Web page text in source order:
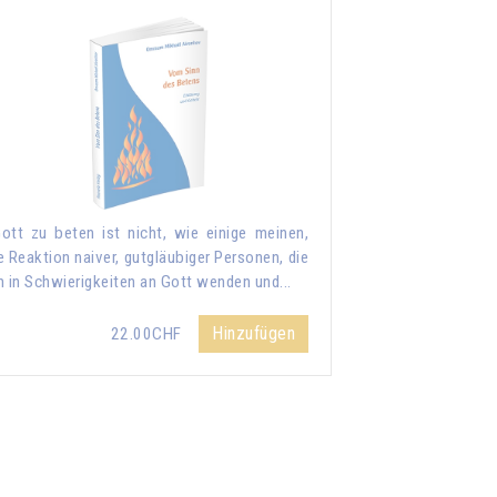
zu beten ist nicht, wie einige meinen,
Reaktion naiver, gutgläubiger Personen, die
in Schwierigkeiten an Gott wenden und...
22.00CHF Hinzufügen